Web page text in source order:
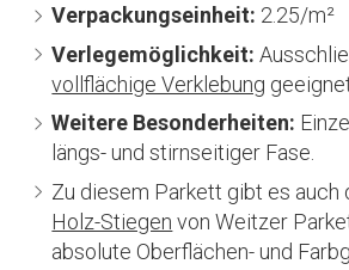
Verpackungseinheit: 2.25/m²
Verlegemöglichkeit:
vollflächige Verklebung
Weitere Besonderheiten:
längs- und stirnseitiger Fase.
Zu diesem Parkett gibt es auch
Holz-Stiegen von Weitzer
absolute Oberflächen- und